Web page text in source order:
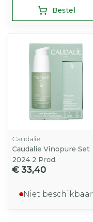
Bestel
Caudalie
Caudalie Vinopure Set
2024 2 Prod.
€ 33,40
Niet beschikbaar